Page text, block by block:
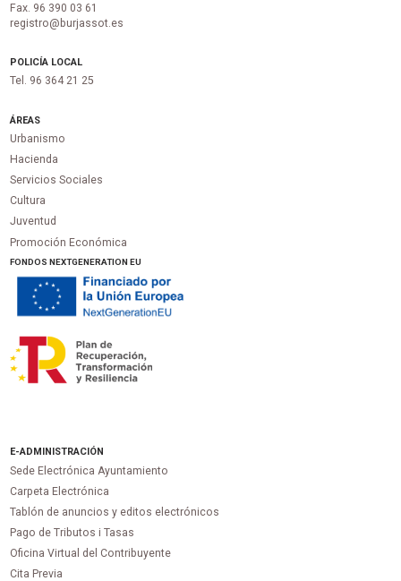
Fax. 96 390 03 61
registro@burjassot.es
POLICÍA LOCAL
Tel. 96 364 21 25
ÁREAS
Urbanismo
Hacienda
Servicios Sociales
Cultura
Juventud
Promoción Económica
FONDOS NEXTGENERATION EU
E-ADMINISTRACIÓN
Sede Electrónica Ayuntamiento
Carpeta Electrónica
Tablón de anuncios y editos electrónicos
Pago de Tributos i Tasas
Oficina Virtual del Contribuyente
Cita Previa